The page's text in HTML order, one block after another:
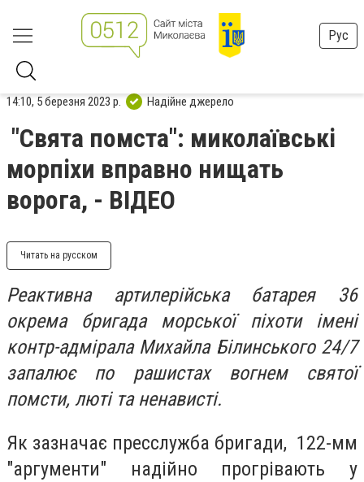
Рус
14:10, 5 березня 2023 р. Надійне джерело
"Свята помста": миколаївські
морпіхи вправно нищать
ворога, - ВІДЕО
Читать на русском
Реактивна артилерійська батарея 36
окрема бригада морської піхоти імені
контр-адмірала Михайла Білинського 24/7
запалює по рашистах вогнем святої
помсти, люті та ненависті.
Як зазначає пресслужба бригади, 122-мм
"аргументи" надійно прогрівають у